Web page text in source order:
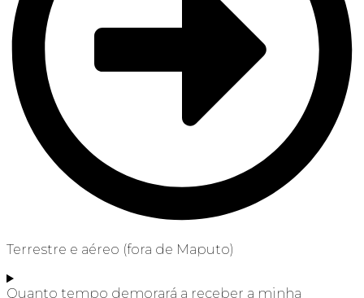
Terrestre e aéreo (fora de Maputo)
Quanto tempo demorará a receber a minha